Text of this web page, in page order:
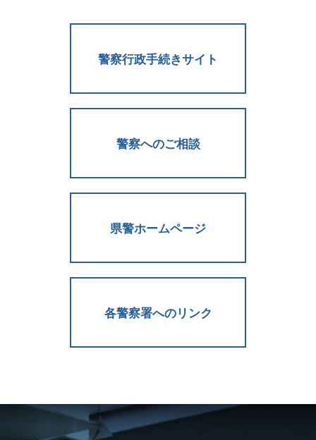
警察行政手続きサイト
警察へのご相談
県警ホームページ
各警察署へのリンク